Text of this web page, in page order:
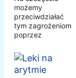
możemy
przeciwdziałać
tym zagrożeniom
poprzez